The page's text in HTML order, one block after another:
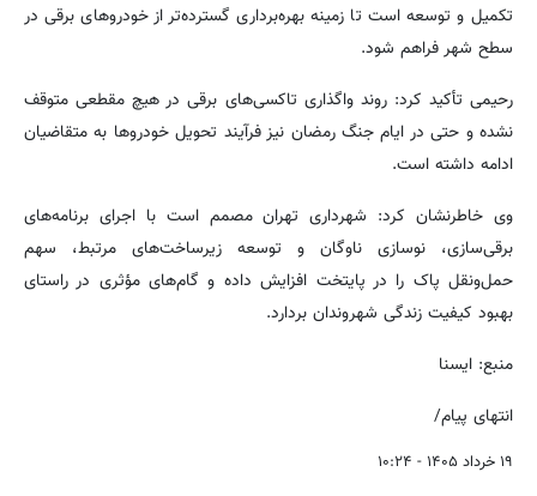
تکمیل و توسعه است تا زمینه بهره‌برداری گسترده‌تر از خودروهای برقی در
سطح شهر فراهم شود.
رحیمی تأکید کرد: روند واگذاری تاکسی‌های برقی در هیچ مقطعی متوقف
نشده و حتی در ایام جنگ رمضان نیز فرآیند تحویل خودروها به متقاضیان
ادامه داشته است.
وی خاطرنشان کرد: شهرداری تهران مصمم است با اجرای برنامه‌های
برقی‌سازی، نوسازی ناوگان و توسعه زیرساخت‌های مرتبط، سهم
حمل‌ونقل پاک را در پایتخت افزایش داده و گام‌های مؤثری در راستای
بهبود کیفیت زندگی شهروندان بردارد.
منبع: ایسنا
انتهای پیام/
۱۹ خرداد ۱۴۰۵ - ۱۰:۲۴